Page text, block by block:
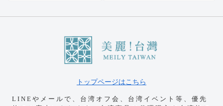
トップページはこちら
LINEやメールで、台湾オフ会、台湾イベント等、優先